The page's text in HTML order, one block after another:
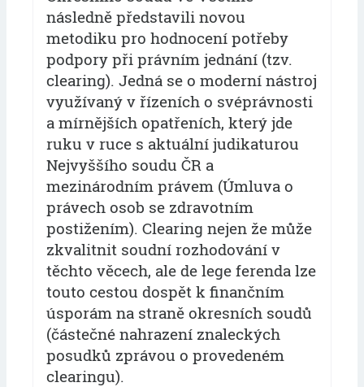
následně představili novou
metodiku pro hodnocení potřeby
podpory při právním jednání (tzv.
clearing). Jedná se o moderní nástroj
využívaný v řízeních o svéprávnosti
a mírnějších opatřeních, který jde
ruku v ruce s aktuální judikaturou
Nejvyššího soudu ČR a
mezinárodním právem (Úmluva o
právech osob se zdravotním
postižením). Clearing nejen že může
zkvalitnit soudní rozhodování v
těchto věcech, ale de lege ferenda lze
touto cestou dospět k finančním
úsporám na straně okresních soudů
(částečné nahrazení znaleckých
posudků zprávou o provedeném
clearingu).